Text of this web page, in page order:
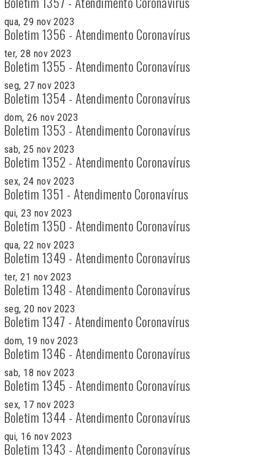
qua, 29 nov 2023
Boletim 1356 - Atendimento Coronavírus
ter, 28 nov 2023
Boletim 1355 - Atendimento Coronavírus
seg, 27 nov 2023
Boletim 1354 - Atendimento Coronavírus
dom, 26 nov 2023
Boletim 1353 - Atendimento Coronavírus
sab, 25 nov 2023
Boletim 1352 - Atendimento Coronavírus
sex, 24 nov 2023
Boletim 1351 - Atendimento Coronavírus
qui, 23 nov 2023
Boletim 1350 - Atendimento Coronavírus
qua, 22 nov 2023
Boletim 1349 - Atendimento Coronavírus
ter, 21 nov 2023
Boletim 1348 - Atendimento Coronavírus
seg, 20 nov 2023
Boletim 1347 - Atendimento Coronavírus
dom, 19 nov 2023
Boletim 1346 - Atendimento Coronavírus
sab, 18 nov 2023
Boletim 1345 - Atendimento Coronavírus
sex, 17 nov 2023
Boletim 1344 - Atendimento Coronavírus
qui, 16 nov 2023
Boletim 1343 - Atendimento Coronavírus